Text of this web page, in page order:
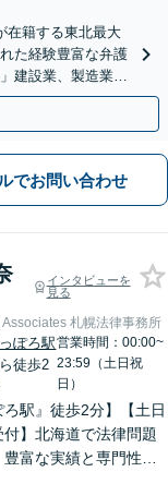
在籍する東北最大
た経験豊富な弁護
建設業、製造業、
でお問い合わせ
インタビューを
見る
札幌法律事務所
ぽろ駅
徒歩2
営業時間：00:00~
23:59（土日祝
日）
ろ駅』徒歩2分】【土日
】北海道で法律問題
富な実績と専門性を